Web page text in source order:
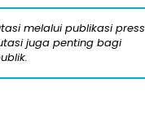
melalui publikasi press
juga penting bagi